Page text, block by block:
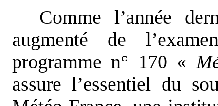
Comme l’année
augmenté de
programme n° 170 «
assure l’essentiel du